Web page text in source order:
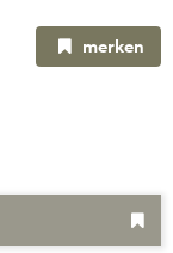
merken